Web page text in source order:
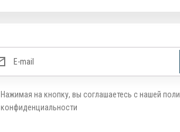
Нажимая на кнопку, вы соглашаетесь с нашей
конфиденциальности